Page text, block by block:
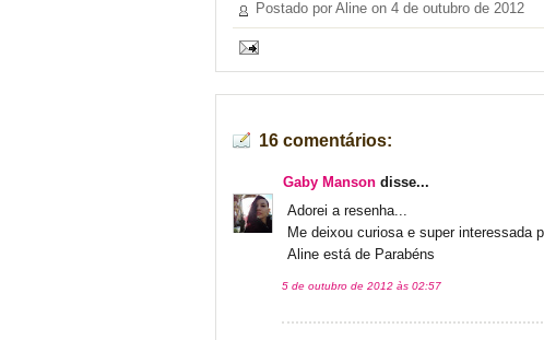
Postado por Aline on 4 de outubro de 2012
16 comentários:
Gaby Manson disse...
Adorei a resenha...
Me deixou curiosa e super interessada
Aline está de Parabéns
5 de outubro de 2012 às 02:57